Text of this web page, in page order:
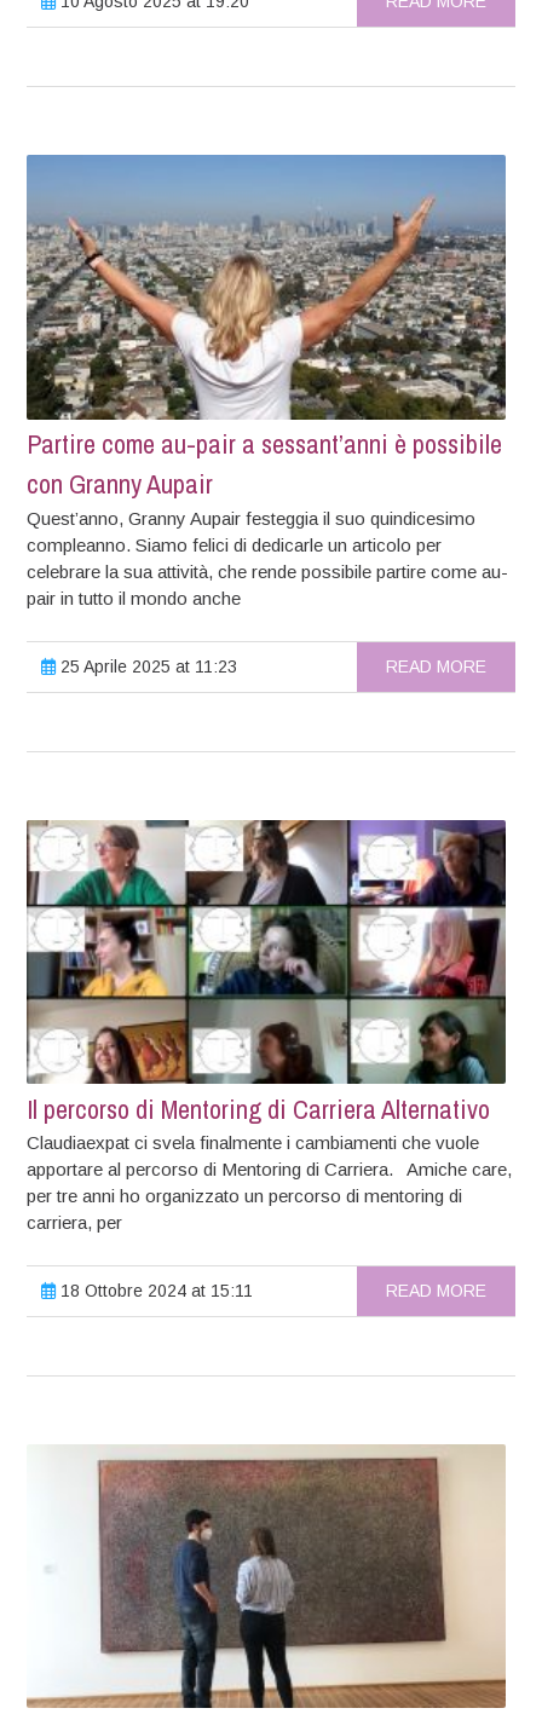
Partire come au-pair a sessant’anni è possibile
con Granny Aupair
Quest’anno, Granny Aupair festeggia il suo quindicesimo
compleanno. Siamo felici di dedicarle un articolo per
celebrare la sua attività, che rende possibile partire come au-
pair in tutto il mondo anche
25 Aprile 2025 at 11:23 READ MORE
Il percorso di Mentoring di Carriera Alternativo
Claudiaexpat ci svela finalmente i cambiamenti che vuole
apportare al percorso di Mentoring di Carriera. Amiche care,
per tre anni ho organizzato un percorso di mentoring di
carriera, per
18 Ottobre 2024 at 15:11 READ MORE